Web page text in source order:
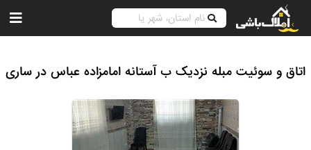
اتاق و سوئیت مبله نزدیک ب آستانه امامزاده عباس در ساری